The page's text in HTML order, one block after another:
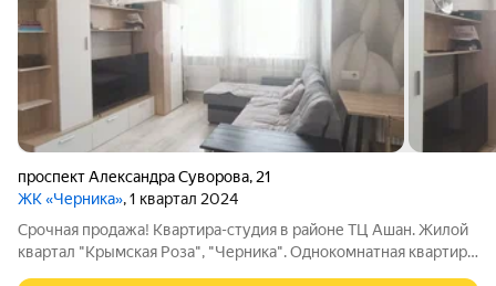
проспект Александра Суворова, 21
ЖК «Черника», 1 квартал 2024
Срочная продажа! Квартира-студия в районе ТЦ Ашан. Жилой
квартал "Крымская Роза", "Черника". Однокомнатная квартира